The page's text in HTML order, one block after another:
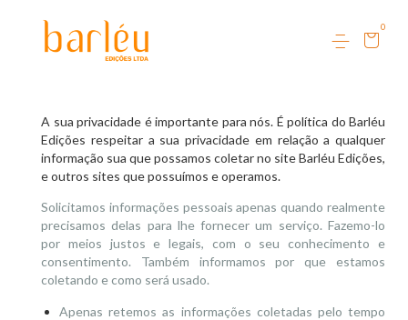
0
A sua privacidade é importante para nós. É política do Barléu
Edições respeitar a sua privacidade em relação a qualquer
informação sua que possamos coletar no site Barléu Edições,
e outros sites que possuímos e operamos.
Solicitamos informações pessoais apenas quando realmente
precisamos delas para lhe fornecer um serviço. Fazemo-lo
por meios justos e legais, com o seu conhecimento e
consentimento. Também informamos por que estamos
coletando e como será usado.
Apenas retemos as informações coletadas pelo tempo